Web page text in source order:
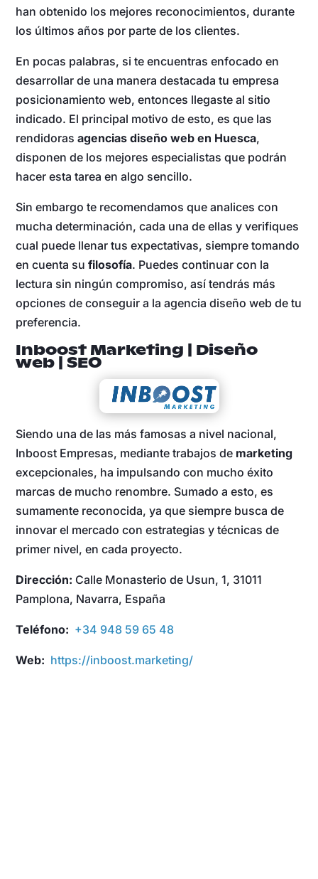
han obtenido los mejores reconocimientos, durante
los últimos años por parte de los clientes.
En pocas palabras, si te encuentras enfocado en
desarrollar de una manera destacada tu empresa
posicionamiento web, entonces llegaste al sitio
indicado. El principal motivo de esto, es que las
rendidorasagencias diseño web en Huesca,
disponen de los mejores especialistas que podrán
hacer esta tarea en algo sencillo.
Sin embargo te recomendamos que analices con
mucha determinación, cada una de ellas y verifiques
cual puede llenar tus expectativas, siempre tomando
en cuenta sufilosofía. Puedes continuar con la
lectura sin ningún compromiso, así tendrás más
opciones de conseguir a la agencia diseño web de tu
preferencia.
Inboost Marketing | Diseño
web | SEO
Siendo una de las más famosas a nivel nacional,
Inboost Empresas, mediante trabajos de marketing
excepcionales, ha impulsando con mucho éxito
marcas de mucho renombre. Sumado a esto, es
sumamente reconocida, ya que siempre busca de
innovar el mercado con estrategias y técnicas de
primer nivel, en cada proyecto.
Dirección: Calle Monasterio de Usun, 1, 31011
Pamplona, Navarra, España
Teléfono: +34 948 59 65 48
Web: https://inboost.marketing/